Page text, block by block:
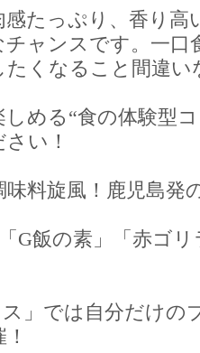
感たっぷり、香り高
ャンスです。一口
たくなること間違い
める“食の体験型
い！
味料旋風！鹿児島発
G飯の素」「赤ゴ
」では自分だけの